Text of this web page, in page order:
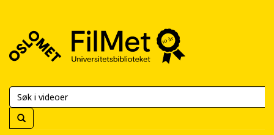
FilMet
Universitetsbiblioteket